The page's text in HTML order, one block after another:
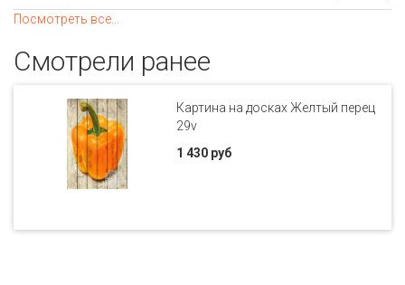
Посмотреть все...
Смотрели ранее
Картина на досках Желтый перец
29v
1 430 руб